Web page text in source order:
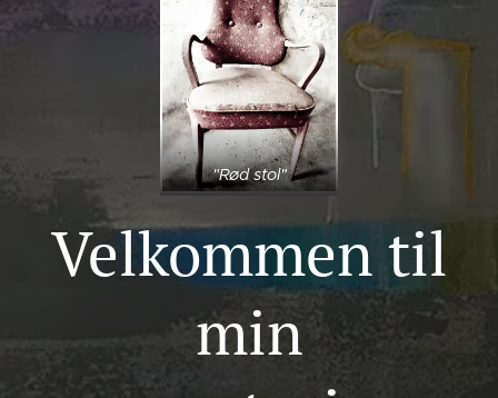
"Rød stol"
Velkommen til
min